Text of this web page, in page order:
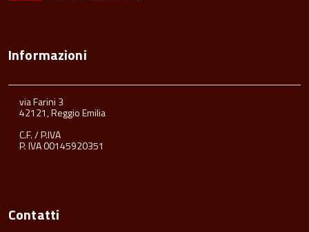
Informazioni
via Farini 3
42121, Reggio Emilia
C.F. / P.IVA
P. IVA 00145920351
Contatti